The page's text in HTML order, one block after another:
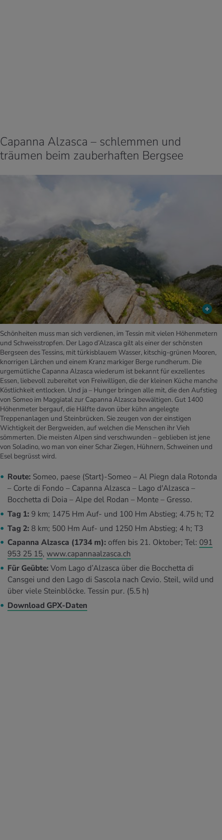
Capanna Alzasca – schlemmen und
träumen beim zauberhaften Bergsee
Schönheiten muss man sich verdienen, im Tessin mit vielen Höhenmetern
und Schweisstropfen. Der Lago d’Alzasca gilt als einer der schönsten
Bergseen des Tessins, mit türkisblauem Wasser, kitschig-grünen Mooren,
knorrigen Lärchen und einem Kranz markiger Berge rundherum. Die
urgemütliche Capanna Alzasca wiederum ist bekannt für exzellentes
Essen, liebevoll zubereitet von Freiwilligen, die der kleinen Küche manche
Köstlichkeit entlocken. Und ja – Hunger bringen alle mit, die den Aufstieg
von Someo im Maggiatal zur Capanna Alzasca bewältigen. Gut 1400
Höhenmeter bergauf, die Hälfte davon über kühn angelegte
Treppenanlagen und Steinbrücken. Sie zeugen von der einstigen
Wichtigkeit der Bergweiden, auf welchen die Menschen ihr Vieh
sömmerten. Die meisten Alpen sind verschwunden – geblieben ist jene
von Soladino, wo man von einer Schar Ziegen, Hühnern, Schweinen und
Esel begrüsst wird.
Route: Someo, paese (Start)-Someo – Al Piegn dala Rotonda
– Corte di Fondo – Capanna Alzasca – Lago d'Alzasca –
Bocchetta di Doia – Alpe del Rodan – Monte – Gresso.
Tag 1: 9 km; 1475 Hm Auf- und 100 Hm Abstieg; 4.75 h; T2
Tag 2: 8 km; 500 Hm Auf- und 1250 Hm Abstieg; 4 h; T3
Capanna Alzasca (1734 m): offen bis 21. Oktober; Tel: 091
953 25 15, www.capannaalzasca.ch
Für Geübte: Vom Lago d’Alzasca über die Bocchetta di
Cansgei und den Lago di Sascola nach Cevio. Steil, wild und
über viele Steinblöcke. Tessin pur. (5.5 h)
Download GPX-Daten